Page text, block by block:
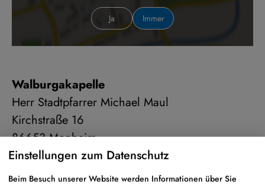
Ja Immer
Walburgakapelle
Herr Stadtpfarrer Michael Maul
Kirchstraße 16
86653 Monheim
Einstellungen zum Datenschutz
Beim Besuch unserer Website werden Informationen über Sie